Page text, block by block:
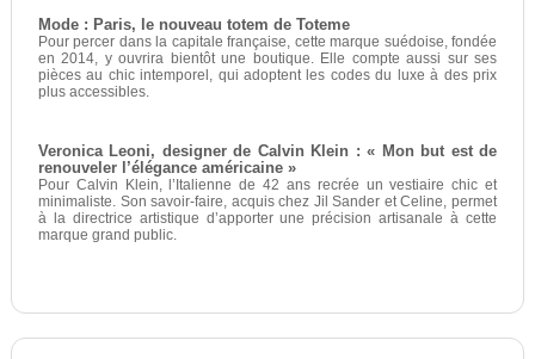
Mode : Paris, le nouveau totem de Toteme
Pour percer dans la capitale française, cette marque suédoise, fondée
en 2014, y ouvrira bientôt une boutique. Elle compte aussi sur ses
pièces au chic intemporel, qui adoptent les codes du luxe à des prix
plus accessibles.
Veronica Leoni, designer de Calvin Klein : « Mon but est de
renouveler l’élégance américaine »
Pour Calvin Klein, l’Italienne de 42 ans recrée un vestiaire chic et
minimaliste. Son savoir-faire, acquis chez Jil Sander et Celine, permet
à la directrice artistique d’apporter une précision artisanale à cette
marque grand public.